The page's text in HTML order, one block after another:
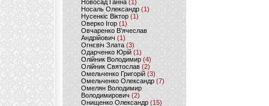
Новосад Ганна (1)
Носаль Олександр (1)
Нусенкіс Віктор (1)
Оверко Ігор (1)
Овчаренко В'ячеслав
Андрійович(1)
Огнєвіч Злата (3)
Одарченко Юрій(1)
Олійник Володимир (4)
Олійник Святослав (2)
Омельченко Григорій (3)
Омельченко Олександр(7)
Омелян Володимир
Володимирович (2)
Онищенко Олександр (15)